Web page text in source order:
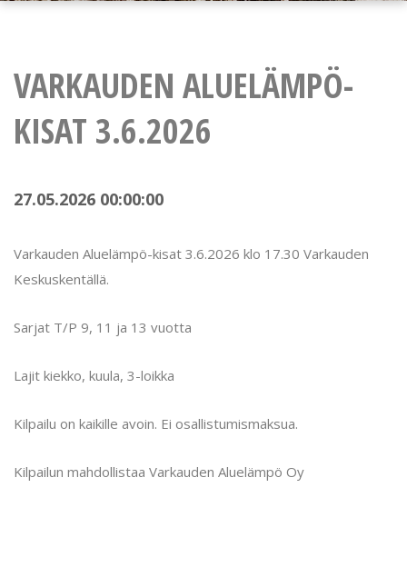
VARKAUDEN ALUELÄMPÖ-
KISAT 3.6.2026
27.05.2026 00:00:00
Varkauden Aluelämpö-kisat 3.6.2026 klo 17.30 Varkauden
Keskuskentällä.
Sarjat T/P 9, 11 ja 13 vuotta
Lajit kiekko, kuula, 3-loikka
Kilpailu on kaikille avoin. Ei osallistumismaksua.
Kilpailun mahdollistaa Varkauden Aluelämpö Oy